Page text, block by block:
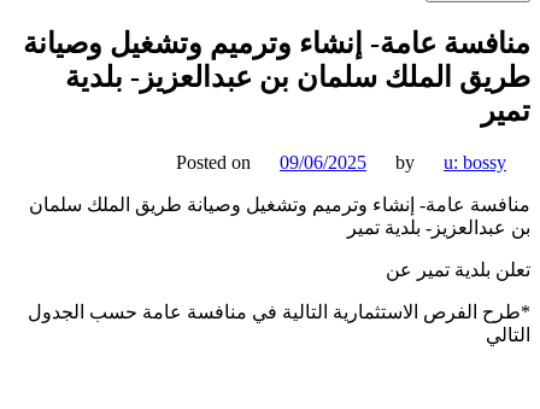
عامة- إنشاء وترميم وتشغيل وصيانة
الملك سلمان بن عبدالعزيز- بلدية
Posted on 09/06/2025 by u:
عامة- إنشاء وترميم وتشغيل وصيانة طريق الملك سلمان
بلدية تمير
بلدية تمير عن
الفرص الاستثمارية التالية في منافسة عامة حسب الجدول